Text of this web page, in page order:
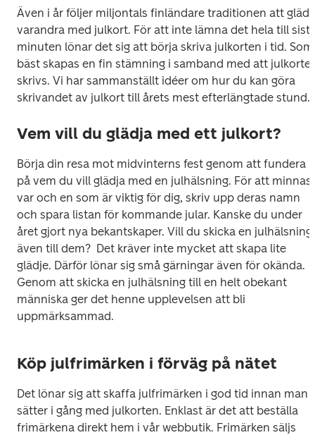
Även i år följer miljontals finländare traditionen att
varandra med julkort. För att inte lämna det hela till
minuten lönar det sig att börja skriva julkorten i tid. Som
bäst skapas en fin stämning i samband med att
skrivs. Vi har sammanställt idéer om hur du kan göra
skrivandet av julkort till årets mest efterlängtade stund.
Vem vill du glädja med ett julkort?
Börja din resa mot midvinterns fest genom att fundera
på vem du vill glädja med en julhälsning. För att minnas
var och en som är viktig för dig, skriv upp deras namn
och spara listan för kommande jular. Kanske du under
året gjort nya bekantskaper. Vill du skicka en julhälsning
även till dem?  Det kräver inte mycket att skapa lite
glädje. Därför lönar sig små gärningar även för okända.
Genom att skicka en julhälsning till en helt obekant
människa ger det henne upplevelsen att bli
Köp julfrimärken i förväg på nätet
Det lönar sig att skaffa julfrimärken i god tid innan man
sätter i gång med julkorten. Enklast är det att beställa
frimärkena direkt hem i vår webbutik. Frimärken säljs